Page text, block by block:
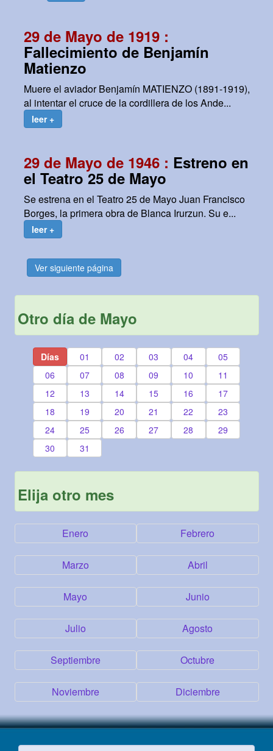
29 de Mayo de 1919 :
Fallecimiento de Benjamín
Matienzo
Muere el aviador Benjamín MATIENZO (1891-1919),
al intentar el cruce de la cordillera de los Ande...
leer +
29 de Mayo de 1946 : Estreno en
el Teatro 25 de Mayo
Se estrena en el Teatro 25 de Mayo Juan Francisco
Borges, la primera obra de Blanca Irurzun. Su e...
leer +
Ver siguiente página
Otro día de Mayo
Días 01 02 03 04
05
06
07 08 09 10
11
12
13 14 15 16
17
18
19 20 21 22
23
24
25 26 27 28
29
30
31
Elija otro mes
Enero Febrero
Marzo Abril
Mayo Junio
Julio Agosto
Septiembre Octubre
Noviembre Diciembre